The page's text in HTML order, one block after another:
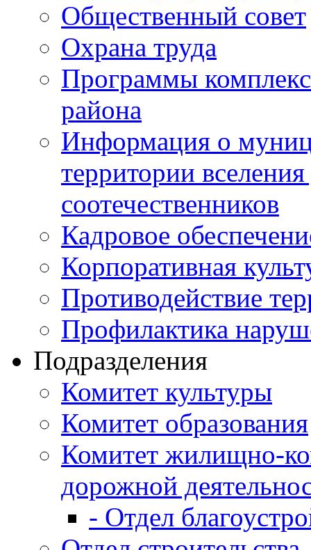
Общественный совет
Охрана труда
Программы
района
Информация о
территории
соотечественников
Кадровое
Корпоративная
Противодействие
Профилактика
Подразделения
Комитет культуры
Комитет образования
Комитет жилищно-
дорожной
- Отдел